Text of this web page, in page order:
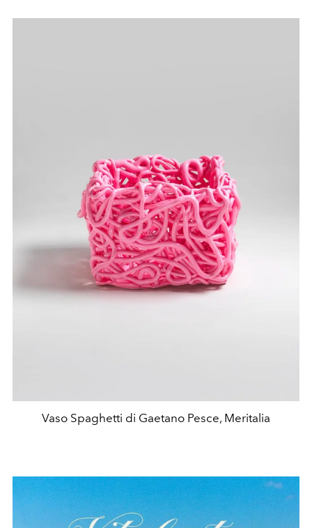
Vaso Spaghetti di Gaetano Pesce, Meritalia